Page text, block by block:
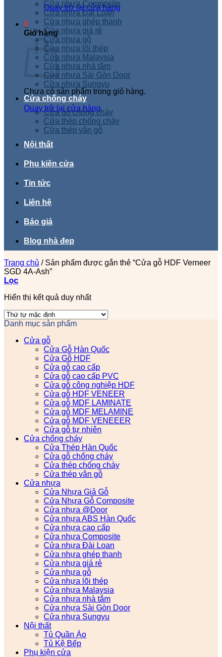
Quay trở lại cửa hàng
0
Giỏ hàng
Chưa có sản phẩm trong giỏ hàng.
Quay trở lại cửa hàng
Cửa nhựa Composite
Cửa nhựa Đài Loan
Cửa nhựa ghép thanh
Cửa nhựa giá rẻ
Cửa nhựa gỗ
Cửa nhựa lõi thép
Cửa nhựa Malaysia
Cửa nhựa nhà tắm
Cửa nhựa Sài Gòn Door
Cửa nhựa Sungyu
Cửa chống cháy
Cửa gỗ chống cháy
Cửa thép chống cháy
Cửa thép vân gỗ
Nội thất
Phụ kiện cửa
Tin tức
Liên hệ
Báo giá
Blog nhà đẹp
Trang chủ /Sản phẩm được gắn thẻ “Cửa gỗ HDF Verneer
SGD 4A-Ash”
Lọc
Hiển thị kết quả duy nhất
Danh mục sản phẩm
Cửa gỗ
Cửa Gỗ Hàn Quốc
Cửa Gỗ HDF
Cửa gỗ cao cấp
Cửa gỗ cao cấp PVC
Cửa gỗ công nghiệp HDF
Cửa gỗ HDF VENEER
Cửa gỗ MDF LAMINATE
Cửa gỗ MDF MELAMINE
Cửa gỗ MDF VENEEER
Cửa gỗ tự nhiên
Cửa chống cháy
Cửa Thép Hàn Quốc
Cửa gỗ chống cháy
Cửa thép chống cháy
Cửa thép vân gỗ
Cửa nhựa
Cửa Nhựa Giả Gỗ
Cửa Nhựa Gỗ Composite
Cửa nhựa @Door
Cửa nhựa ABS Hàn Quốc
Cửa nhựa cao cấp
Cửa nhựa Composite
Cửa nhựa Đài Loan
Cửa nhựa ghép thanh
Cửa nhựa giá rẻ
Cửa nhựa gỗ
Cửa nhựa lõi thép
Cửa nhựa Malaysia
Cửa nhựa nhà tắm
Cửa nhựa Sài Gòn Door
Cửa nhựa Sungyu
Nội thất
Tủ Quần Áo
Tủ Kệ Bếp
Phụ kiện cửa